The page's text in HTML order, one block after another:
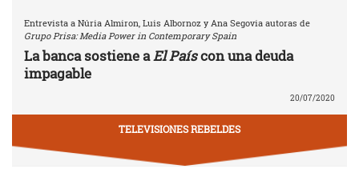
Entrevista a Núria Almiron, Luis Albornoz y Ana Segovia autoras de
Grupo Prisa: Media Power in Contemporary Spain
La banca sostiene aEl Paíscon una deuda
impagable
20/07/2020
TELEVISIONES REBELDES